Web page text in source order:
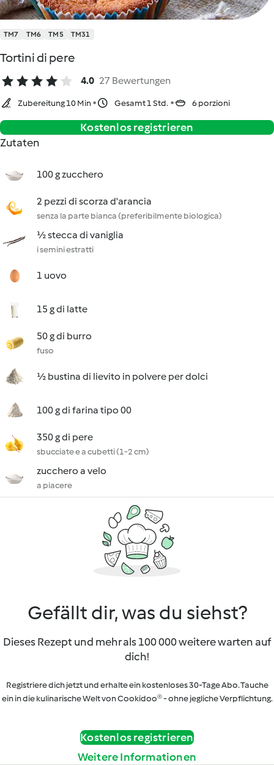
TM7 TM6 TM5 TM31
Tortini di pere
4.0 27 Bewertungen
Zubereitung 10 Min Gesamt 1 Std. 6 porzioni
Kostenlos registrieren
Zutaten
100 g zucchero
2 pezzi di scorza d'arancia
senza la parte bianca (preferibilmente biologica)
½ stecca di vaniglia
i semini estratti
1 uovo
15 g di latte
50 g di burro
fuso
½ bustina di lievito in polvere per dolci
100 g di farina tipo 00
350 g di pere
sbucciate e a cubetti (1-2 cm)
zucchero a velo
a piacere
Gefällt dir, was du siehst?
Dieses Rezept und mehr als 100 000 weitere warten auf
dich!
Registriere dich jetzt und erhalte ein kostenloses 30-Tage Abo. Tauche
ein in die kulinarische Welt von Cookidoo® - ohne jegliche Verpflichtung.
Kostenlos registrieren
Weitere Informationen